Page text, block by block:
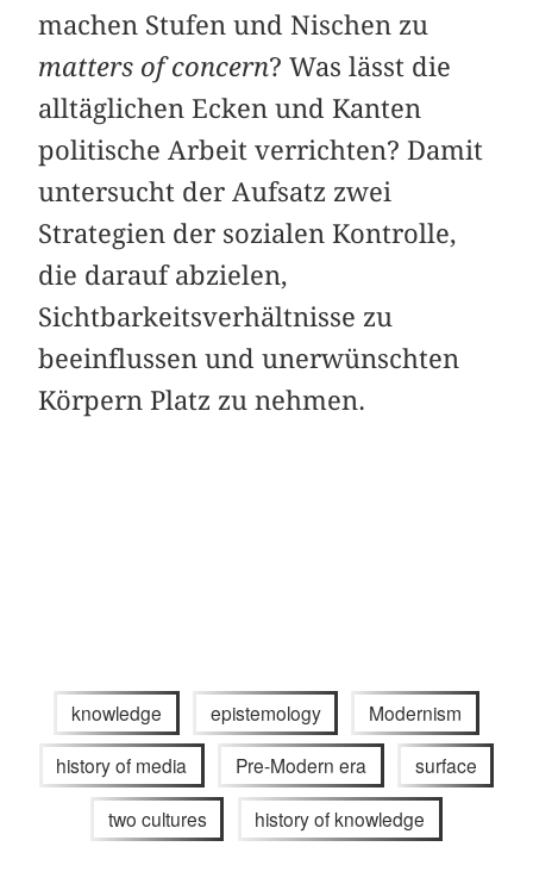
machen Stufen und Nischen zu
matters of concern? Was lässt die
alltäglichen Ecken und Kanten
politische Arbeit verrichten? Damit
untersucht der Aufsatz zwei
Strategien der sozialen Kontrolle,
die darauf abzielen,
Sichtbarkeitsverhältnisse zu
beeinflussen und unerwünschten
Körpern Platz zu nehmen.
knowledge epistemology Modernism
history of media Pre-Modern era surface
two cultures history of knowledge